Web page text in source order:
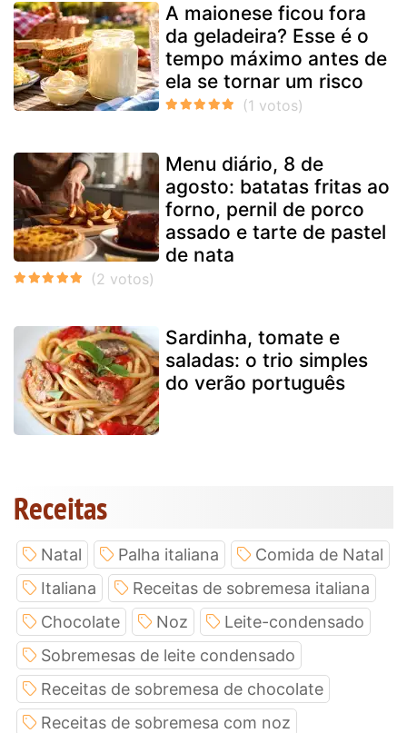
A maionese ficou fora
da geladeira? Esse é o
tempo máximo antes de
ela se tornar um risco
Menu diário, 8 de
agosto: batatas fritas ao
forno, pernil de porco
assado e tarte de pastel
de nata
Sardinha, tomate e
saladas: o trio simples
do verão português
Receitas
Natal Palha italiana
Comida de Natal
Italiana
Receitas de sobremesa italiana
Chocolate
Noz
Leite-condensado
Sobremesas de leite condensado
Receitas de sobremesa de chocolate
Receitas de sobremesa com noz